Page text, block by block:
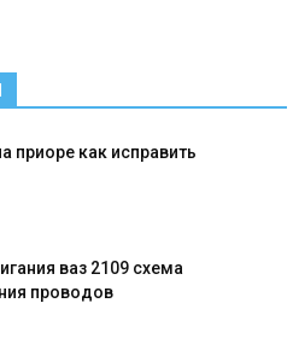
приоре как исправить
ваз 2109 схема
проводов